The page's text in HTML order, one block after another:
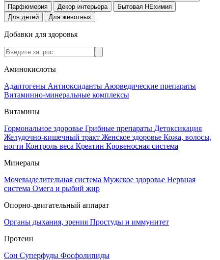
Парфюмерия
Декор интерьера
Бытовая НЕхимия
Для детей
Для животных
Добавки для здоровья
Аминокислоты
Адаптогены Антиоксиданты Аюрведические препараты
Витаминно-минеральные комплексы
Витамины
Гормональное здоровье Грибные препараты Детоксикация
Желудочно-кишечный тракт Женское здоровье Кожа, волосы,
ногти Контроль веса Креатин Кровеносная система
Минералы
Мочевыделительная система Мужское здоровье Нервная
система Омега и рыбий жир
Опорно-двигательный аппарат
Органы дыхания, зрения Простуды и иммунитет
Протеин
Сон Суперфуды Фосфолипиды